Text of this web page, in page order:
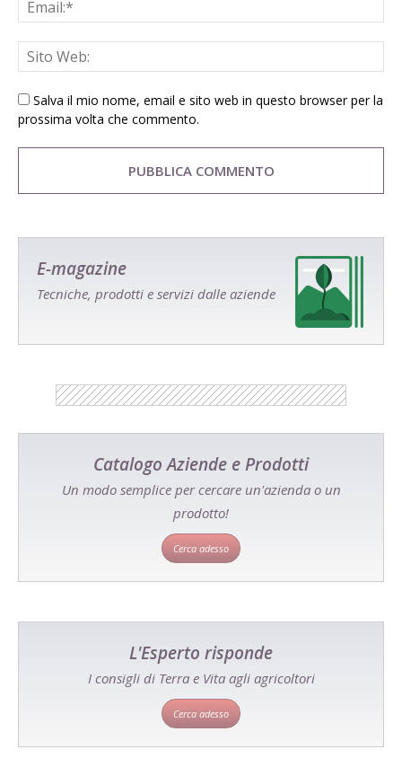
Salva il mio nome, email e sito web in questo browser per la
prossima volta che commento.
E-magazine
Tecniche, prodotti e servizi dalle aziende
Catalogo Aziende e Prodotti
Un modo semplice per cercare un'azienda o un
prodotto!
Cerca adesso
L'Esperto risponde
I consigli di Terra e Vita agli agricoltori
Cerca adesso